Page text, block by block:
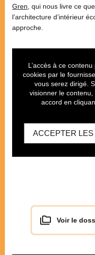
Gren , qui nous livre ce
l’architecture d’intérieur
approche.
L’accès à ce
cookies par le
vous serez dirigé.
visionner le
accord en
ACCEPTER
Voir le